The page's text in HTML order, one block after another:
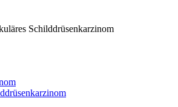
Schilddrüsenkarzinom